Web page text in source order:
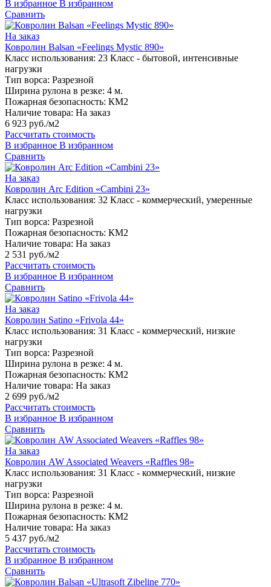
В избранное В избранном
Сравнить
На заказ
Ковролин Balsan «Feelings Mystic 890»
Класс использования: 23 Класс - бытовой, интенсивные
нагрузки
Тип ворса: Разрезной
Ширина рулона в резке: 4 м.
Пожарная безопасность: КМ2
Наличие товара: На заказ
6 923 руб./м2
Рассчитать стоимость
В избранное В избранном
Сравнить
На заказ
Ковролин Arc Edition «Cambini 23»
Класс использования: 32 Класс - коммерческий, умеренные
нагрузки
Тип ворса: Разрезной
Пожарная безопасность: КМ2
Наличие товара: На заказ
2 531 руб./м2
Рассчитать стоимость
В избранное В избранном
Сравнить
На заказ
Ковролин Satino «Frivola 44»
Класс использования: 31 Класс - коммерческий, низкие
нагрузки
Тип ворса: Разрезной
Ширина рулона в резке: 4 м.
Пожарная безопасность: КМ2
Наличие товара: На заказ
2 699 руб./м2
Рассчитать стоимость
В избранное В избранном
Сравнить
На заказ
Ковролин AW Associated Weavers «Raffles 98»
Класс использования: 31 Класс - коммерческий, низкие
нагрузки
Тип ворса: Разрезной
Ширина рулона в резке: 4 м.
Пожарная безопасность: КМ2
Наличие товара: На заказ
5 437 руб./м2
Рассчитать стоимость
В избранное В избранном
Сравнить